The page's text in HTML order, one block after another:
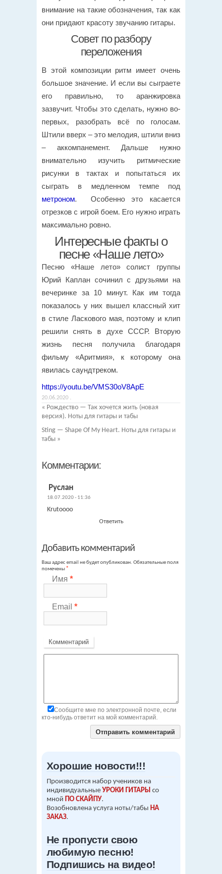
внимание на такие обозначения, так как
они придают красоту звучанию гитары.
Совет по разбору
переложения
В этой композиции ритм имеет очень
большое значение. И если вы сыграете
его правильно, то аранжировка
зазвучит. Чтобы это сделать, нужно во-
первых, разобрать всё по голосам.
Штили вверх – это мелодия, штили вниз
– аккомпанемент. Дальше нужно
внимательно изучить ритмические
рисунки в тактах и попытаться их
сыграть в медленном темпе под
метроном. Особенно это касается
отрезков с игрой боем. Его нужно играть
максимально ровно.
Интересные факты о
песне «Наше лето»
Песню «Наше лето» солист группы
Юрий Каплан сочинил с друзьями на
вечеринке за 10 минут. Как им тогда
показалось у них вышел классный хит
в стиле Ласкового мая, поэтому и клип
решили снять в духе СССР. Вторую
жизнь песня получила благодаря
фильму «Аритмия», к которому она
явилась саундтреком.
https://youtu.be/VMS30oV8ApE
20.06.2020 .
« Рождество — Так хочется жить (новая
версия). Ноты для гитары и табы
Sting — Shape Of My Heart. Ноты для гитары и
табы »
Комментарии:
Руслан
18.07.2020 - 11:36
Krutoooo
Ответить
Добавить комментарий
Ваш адрес email не будет опубликован. Обязательные поля
помечены *
Имя *
Email *
Комментарий
Сообщите мне по электронной почте, если
кто-нибудь ответит на мой комментарий.
Хорошие новости!!!
Производится набор учеников на
индивидуальные УРОКИ ГИТАРЫ со
мной
ПО СКАЙПУ.
Возобновлена услуга ноты/табы НА
ЗАКАЗ.
Не пропусти свою
любимую песню!
Подпишись на видео!